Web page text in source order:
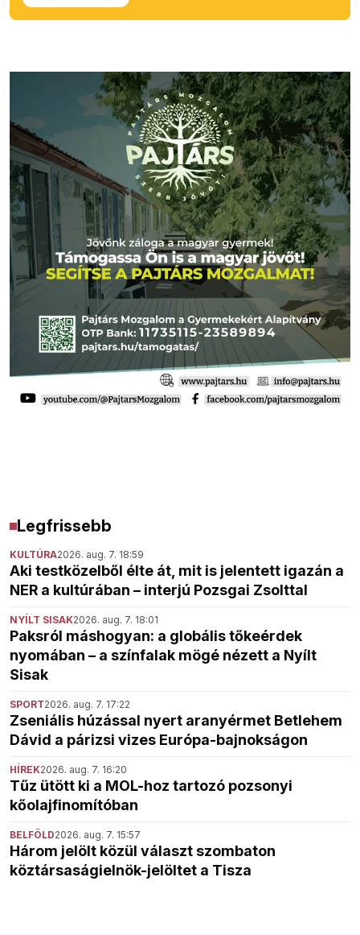
Legfrissebb
KULTÚRA2026. aug. 7. 18:59
Aki testközelből élte át, mit is jelentett igazán a
NER a kultúrában – interjú Pozsgai Zsolttal
NYÍLT SISAK2026. aug. 7. 18:01
Paksról máshogyan: a globális tőkeérdek
nyomában – a színfalak mögé nézett a Nyílt
Sisak
SPORT2026. aug. 7. 17:22
Zseniális húzással nyert aranyérmet Betlehem
Dávid a párizsi vizes Európa-bajnokságon
HÍREK2026. aug. 7. 16:20
Tűz ütött ki a MOL-hoz tartozó pozsonyi
kőolajfinomítóban
BELFÖLD2026. aug. 7. 15:57
Három jelölt közül választ szombaton
köztársaságielnök-jelöltet a Tisza